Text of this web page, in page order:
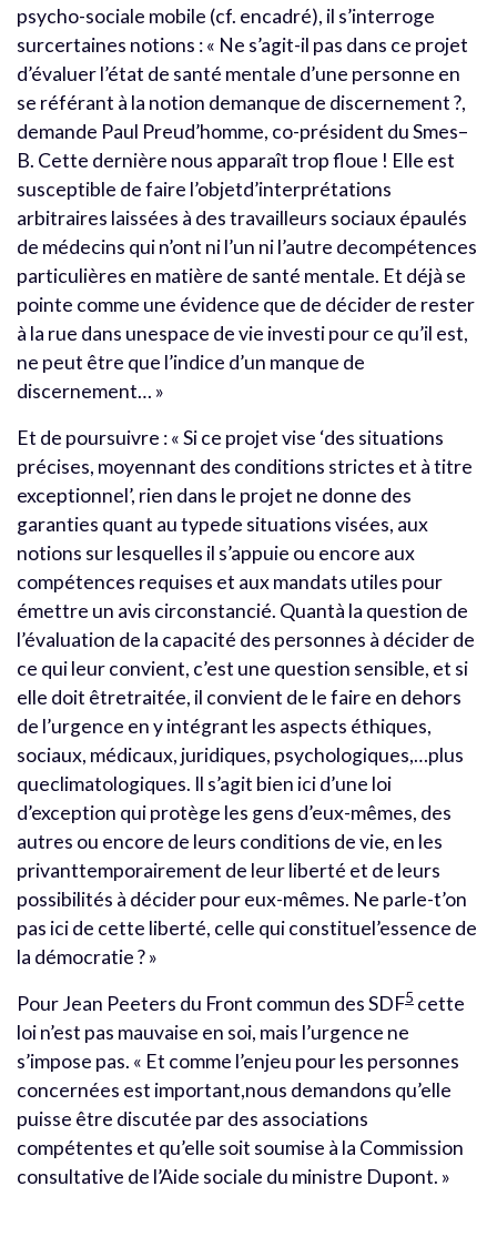
psycho-sociale mobile (cf. encadré), il s’interroge
surcertaines notions : « Ne s’agit-il pas dans ce projet
d’évaluer l’état de santé mentale d’une personne en
se référant à la notion demanque de discernement ?,
demande Paul Preud’homme, co-président du Smes–
B. Cette dernière nous apparaît trop floue ! Elle est
susceptible de faire l’objetd’interprétations
arbitraires laissées à des travailleurs sociaux épaulés
de médecins qui n’ont ni l’un ni l’autre decompétences
particulières en matière de santé mentale. Et déjà se
pointe comme une évidence que de décider de rester
à la rue dans unespace de vie investi pour ce qu’il est,
ne peut être que l’indice d’un manque de
discernement… »
Et de poursuivre : « Si ce projet vise ‘des situations
précises, moyennant des conditions strictes et à titre
exceptionnel’, rien dans le projet ne donne des
garanties quant au typede situations visées, aux
notions sur lesquelles il s’appuie ou encore aux
compétences requises et aux mandats utiles pour
émettre un avis circonstancié. Quantà la question de
l’évaluation de la capacité des personnes à décider de
ce qui leur convient, c’est une question sensible, et si
elle doit êtretraitée, il convient de le faire en dehors
de l’urgence en y intégrant les aspects éthiques,
sociaux, médicaux, juridiques, psychologiques,…plus
queclimatologiques. Il s’agit bien ici d’une loi
d’exception qui protège les gens d’eux-mêmes, des
autres ou encore de leurs conditions de vie, en les
privanttemporairement de leur liberté et de leurs
possibilités à décider pour eux-mêmes. Ne parle-t’on
pas ici de cette liberté, celle qui constituel’essence de
la démocratie ? »
Pour Jean Peeters du Front commun des SDF5 cette
loi n’est pas mauvaise en soi, mais l’urgence ne
s’impose pas. « Et comme l’enjeu pour les personnes
concernées est important,nous demandons qu’elle
puisse être discutée par des associations
compétentes et qu’elle soit soumise à la Commission
consultative de l’Aide sociale du ministre Dupont. »